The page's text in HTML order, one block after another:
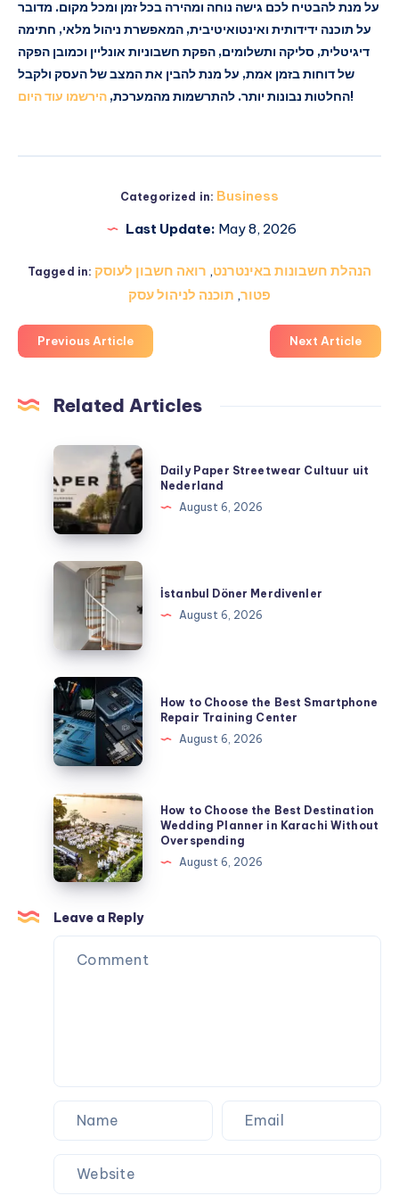
על מנת להבטיח לכם גישה נוחה ומהירה בכל זמן ומכל מקום. מדובר
על תוכנה ידידותית ואינטואיטיבית, המאפשרת ניהול מלאי, חתימה
דיגיטלית, סליקה ותשלומים, הפקת חשבוניות אונליין וכמובן הפקה
של דוחות בזמן אמת, על מנת להבין את המצב של העסק ולקבל
החלטות נבונות יותר. להתרשמות מהמערכת, הירשמו עוד היום !
Categorized in: Business
Last Update: May 8, 2026
Tagged in: הנהלת חשבונות באינטרנט, רואה חשבון לעוסק
פטור, תוכנה לניהול עסק
Previous Article Next Article
Related Articles
Daily
Paper
Streetwear
Cultuur
uit
Nederland
Daily Paper Streetwear Cultuur uit
Nederland
August 6, 2026
İstanbul
Döner
Merdivenler
İstanbul Döner Merdivenler
August 6, 2026
How
to
Choose
the
Best
Smartphone
Repair
Training
Center
How to Choose the Best Smartphone
Repair Training Center
August 6, 2026
How
to
Choose
the
Best
Destination
Wedding
Planner
How to Choose the Best Destination
Wedding Planner in Karachi Without
Overspending
August 6, 2026
Leave a Reply